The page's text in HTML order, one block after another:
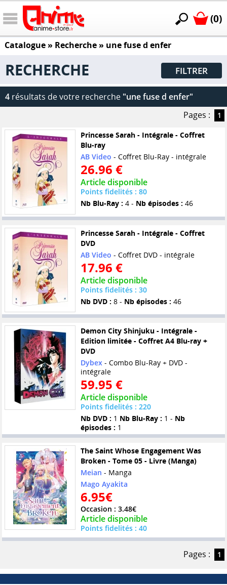
(0)
Catalogue» Recherche » une fuse d enfer
RECHERCHE FILTRER
4 résultats de votre recherche "une fuse d enfer"
Pages :
1
Princesse Sarah - Intégrale - Coffret
Blu-ray
AB Video - Coffret Blu-Ray - intégrale
26.96 €
Article disponible
Points fidelités : 80
Nb Blu-Ray : 4 - Nb épisodes : 46
Princesse Sarah - Intégrale - Coffret
DVD
AB Video - Coffret DVD - intégrale
17.96 €
Article disponible
Points fidelités : 30
Nb DVD : 8 - Nb épisodes : 46
Demon City Shinjuku - Intégrale -
Edition limitée - Coffret A4 Blu-ray +
DVD
Dybex - Combo Blu-Ray + DVD -
intégrale
59.95 €
Article disponible
Points fidelités : 220
Nb DVD : 1 Nb Blu-Ray : 1 - Nb
épisodes : 1
The Saint Whose Engagement Was
Broken - Tome 05 - Livre (Manga)
Meian - Manga
Mago Ayakita
6.95€
Occasion : 3.48€
Article disponible
Points fidelités : 40
Pages : 1